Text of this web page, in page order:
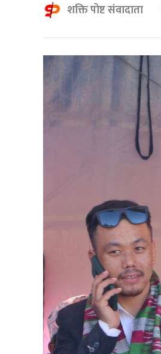
शक्ति पोष्ट संवादाता